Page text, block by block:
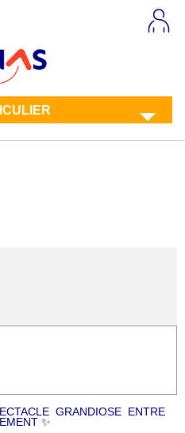
GRANDIOSE ENTRE
✨